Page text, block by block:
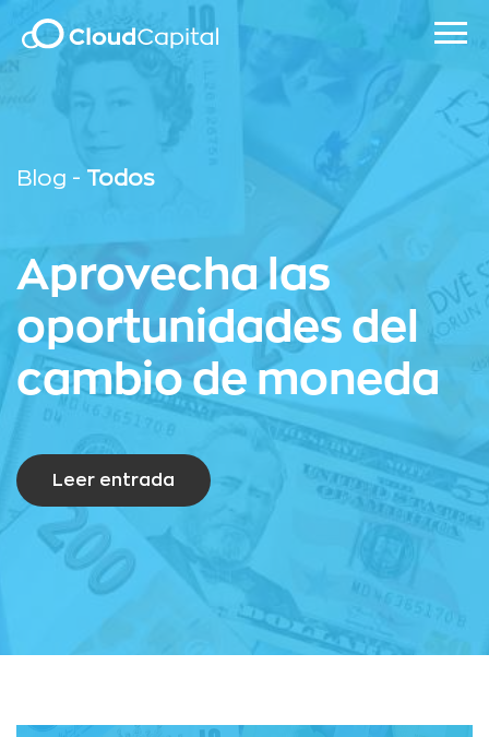
Blog - Todos
Aprovecha las
oportunidades del
cambio de moneda
Leer entrada